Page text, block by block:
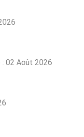
: 02 Août 2026